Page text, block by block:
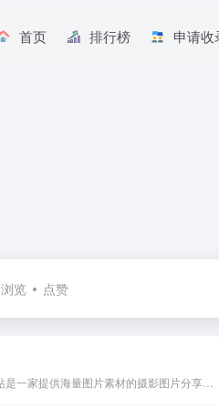
首页 排行榜 申请收
浏览 点赞